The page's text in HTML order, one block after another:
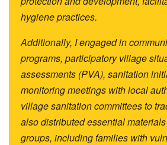
hygiene practices.
Additionally, I engaged in
programs, participatory village
assessments (PVA), sanitation
monitoring meetings with local
village sanitation committees to
also distributed essential
groups, including families with